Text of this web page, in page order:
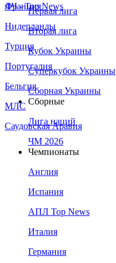
Франция
Нидерланды
Турция
Португалия
Бельгия
МЛС
Саудовская Аравия
ЛЧ - Top News
Первая лига
Вторая лига
Кубок Украины
Суперкубок Украины
Сборная Украины
Сборные
Лига наций
ЧМ 2026
Чемпионаты
Англия
Испания
АПЛ Top News
Италия
Германия